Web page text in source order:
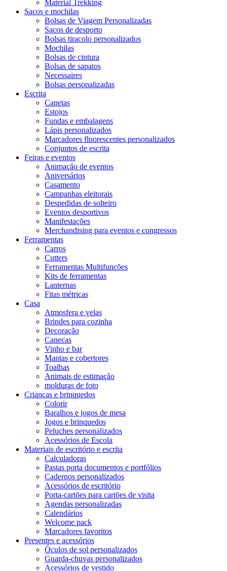
Material Trekking
Sacos e mochilas
Bolsas de Viagem Personalizadas
Sacos de desporto
Bolsas tiracolo personalizados
Mochilas
Bolsas de cintura
Bolsas de sapatos
Necessaires
Bolsas personalizadas
Escrita
Canetas
Estojos
Fundas e embalagens
Lápis personalizados
Marcadores fluorescentes personalizados
Conjuntos de escrita
Feiras e eventos
Animação de eventos
Aniversários
Casamento
Campanhas eleitorais
Despedidas de solteiro
Eventos desportivos
Manifestações
Merchandising para eventos e congressos
Ferramentas
Carros
Cutters
Ferramentas Multifunções
Kits de ferramentas
Lanternas
Fitas métricas
Casa
Atmosfera e velas
Brindes para cozinha
Decoração
Canecas
Vinho e bar
Mantas e cobertores
Toalhas
Animais de estimação
molduras de foto
Crianças e brinquedos
Colorir
Baralhos e jogos de mesa
Jogos e brinquedos
Peluches personalizados
Acessórios de Escola
Materiais de escritório e escrita
Calculadoras
Pastas porta documentos e portfólios
Cadernos personalizados
Acessórios de escritório
Porta-cartões para cartões de visita
Agendas personalizadas
Calendários
Welcome pack
Marcadores favoritos
Presentes e acessórios
Óculos de sol personalizados
Guarda-chuvas personalizados
Acessórios de vestido